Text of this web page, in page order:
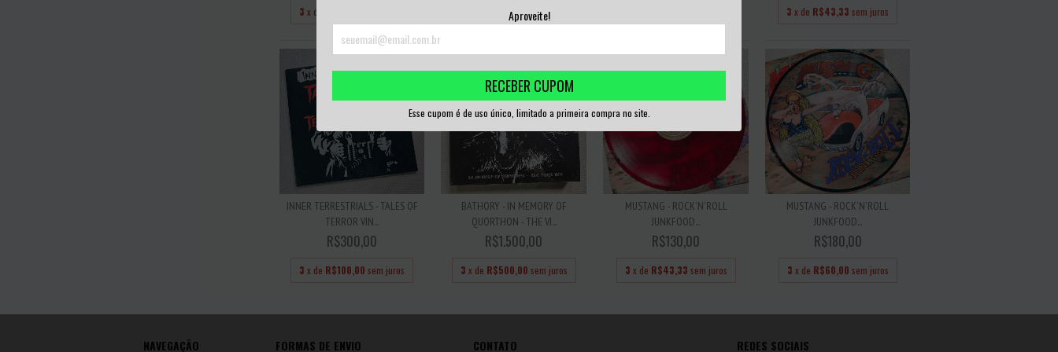
Aproveite!
RECEBER CUPOM
Esse cupom é de uso único, limitado a primeira compra no site.
3 x de R$166,67sem juros 3 x de R$43,33 sem juros
INNER TERRESTRIALS - TALES OF
TERROR VIN...
R$300,00
3 x de R$100,00 sem juros
BATHORY - IN MEMORY OF
QUORTHON - THE VI...
R$1.500,00
3 x de R$500,00 sem juros
MUSTANG - ROCK'N'ROLL
JUNKFOOD...
R$130,00
3 x de R$43,33 sem juros
MUSTANG - ROCK'N'ROLL
JUNKFOOD...
R$180,00
3 x de R$60,00 sem juros
NAVEGAÇÃO FORMAS DE ENVIO CONTATO REDES SOCIAIS